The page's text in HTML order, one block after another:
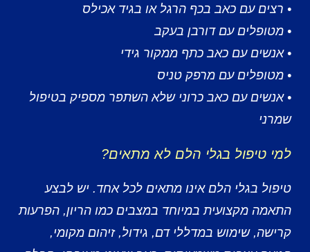
• רצים עם כאב בכף הרגל או בגיד אכילס
• מטופלים עם דורבן בעקב
• אנשים עם כאב כתף ממקור גידי
• מטופלים עם מרפק טניס
• אנשים עם כאב כרוני שלא השתפר מספיק בטיפול
שמרני
למי טיפול בגלי הלם לא מתאים?
טיפול בגלי הלם אינו מתאים לכל אחד. יש לבצע
התאמה מקצועית במיוחד במצבים כמו הריון, הפרעות
קרישה, שימוש במדללי דם, גידול, זיהום מקומי,